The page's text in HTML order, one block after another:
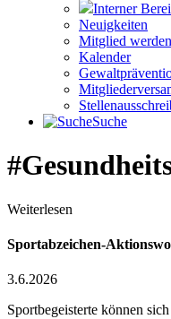
Interner
Neuigkeiten
Mitglied werden
Kalender
Suche
Weiterlesen
Sportabzeichen-
3.6.2026
Sportbegeisterte können